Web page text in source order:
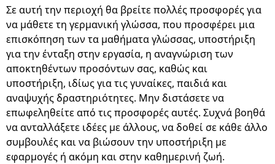
Σε αυτή την περιοχή θα βρείτε πολλές προσφορές για
να μάθετε τη γερμανική γλώσσα, που προσφέρει μια
επισκόπηση των τα μαθήματα γλώσσας, υποστήριξη
για την ένταξη στην εργασία, η αναγνώριση των
αποκτηθέντων προσόντων σας, καθώς και
υποστήριξη, ιδίως για τις γυναίκες, παιδιά και
αναψυχής δραστηριότητες. Μην διστάσετε να
επωφεληθείτε από τις προσφορές αυτές. Συχνά βοηθά
να ανταλλάξετε ιδέες με άλλους, να δοθεί σε κάθε άλλο
συμβουλές και να βιώσουν την υποστήριξη με
εφαρμογές ή ακόμη και στην καθημερινή ζωή.